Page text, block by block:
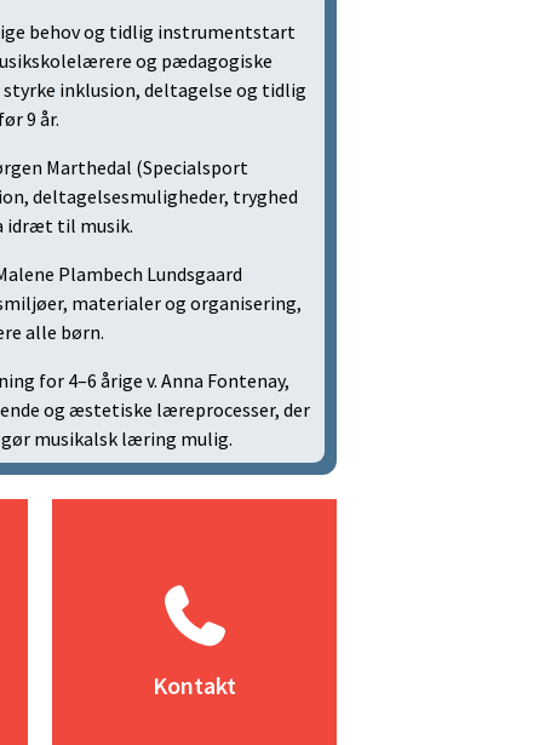
behov og tidlig instrumentstart
og pædagogiske
styrke inklusion, deltagelse og tidlig
9 år.
Marthedal (Specialsport
deltagelsesmuligheder, tryghed
idræt til musik.
Plambech Lundsgaard
materialer og organisering,
alle børn.
for 4–6 årige v. Anna Fontenay,
og æstetiske læreprocesser, der
musikalsk læring mulig.
Kontakt
Kontakt
Vi er altid klar til at svare på dine
spørgsmål